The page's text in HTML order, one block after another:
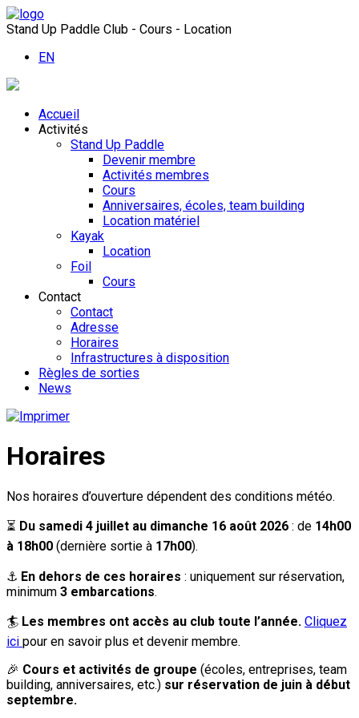
Stand Up Paddle Club - Cours - Location
EN
Accueil
Activités
Stand Up Paddle
Devenir membre
Activités membres
Cours
Anniversaires, écoles, team building
Location matériel
Kayak
Location
Foil
Cours
Contact
Contact
Adresse
Horaires
Infrastructures à disposition
Règles de sorties
News
Horaires
Nos horaires d’ouverture dépendent des conditions météo.
⏳ Du samedi 4 juillet au dimanche 16 août 2026 : de 14h00
à 18h00 (dernière sortie à 17h00).
⚓ En dehors de ces horaires : uniquement sur réservation,
minimum 3 embarcations.
🏄 Les membres ont accès au club toute l’année. Cliquez
ici pour en savoir plus et devenir membre.
🎉 Cours et activités de groupe (écoles, entreprises, team
building, anniversaires, etc.) sur réservation de juin à début
septembre.